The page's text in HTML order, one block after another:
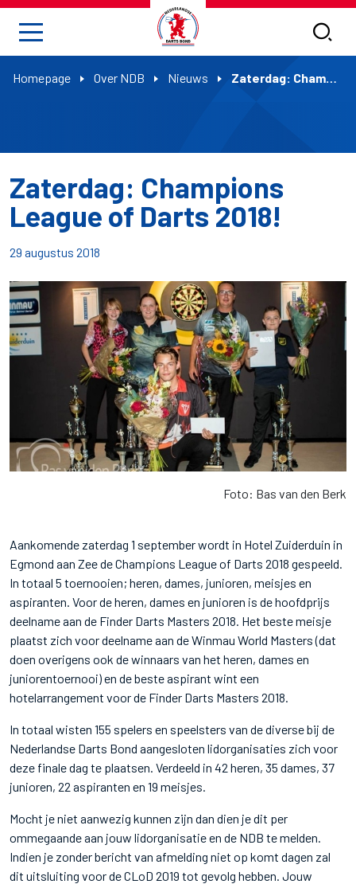
Homepage Over NDB Nieuws Zaterdag: Champions League of Darts 2018!
Zaterdag: Champions
League of Darts 2018!
29 augustus 2018
Foto: Bas van den Berk
Aankomende zaterdag 1 september wordt in Hotel Zuiderduin in
Egmond aan Zee de Champions League of Darts 2018 gespeeld.
In totaal 5 toernooien; heren, dames, junioren, meisjes en
aspiranten. Voor de heren, dames en junioren is de hoofdprijs
deelname aan de Finder Darts Masters 2018. Het beste meisje
plaatst zich voor deelname aan de Winmau World Masters (dat
doen overigens ook de winnaars van het heren, dames en
juniorentoernooi) en de beste aspirant wint een
hotelarrangement voor de Finder Darts Masters 2018.
In totaal wisten 155 spelers en speelsters van de diverse bij de
Nederlandse Darts Bond aangesloten lidorganisaties zich voor
deze finale dag te plaatsen. Verdeeld in 42 heren, 35 dames, 37
junioren, 22 aspiranten en 19 meisjes.
Mocht je niet aanwezig kunnen zijn dan dien je dit per
ommegaande aan jouw lidorganisatie en de NDB te melden.
Indien je zonder bericht van afmelding niet op komt dagen zal
dit uitsluiting voor de CLoD 2019 tot gevolg hebben. Jouw